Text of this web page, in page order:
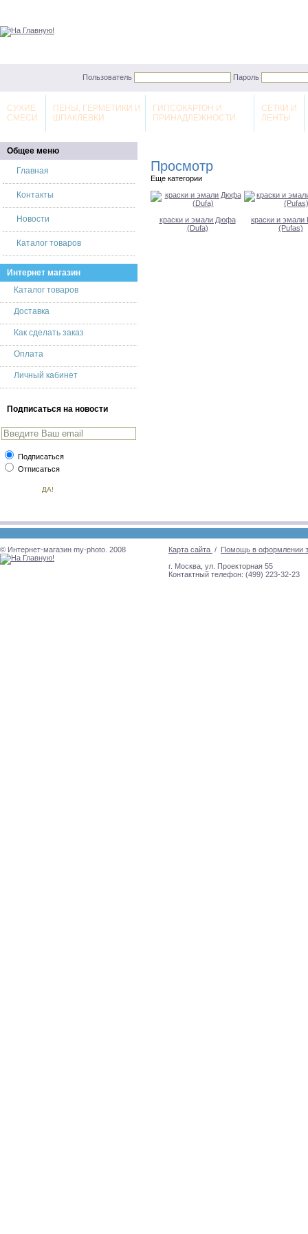
Пользователь Пароль
СУХИЕ
СМЕСИ
ПЕНЫ, ГЕРМЕТИКИ И
ШПАКЛЕВКИ
ГИПСОКАРТОН И
ПРИНАДЛЕЖНОСТИ
СЕТКИ И
ЛЕНТЫ
Общее меню
Главная
Контакты
Новости
Каталог товаров
Интернет магазин
Каталог товаров
Доставка
Как сделать заказ
Оплата
Личный кабинет
Подписаться на новости
Подписаться
Отписаться
Просмотр
Еще категории
краски и эмали Дюфа
(Dufa)
краски и
(Pufas)
© Интернет-магазин my-photo. 2008 Карта сайта / Помощь в оформлении
г. Москва, ул. Проекторная 55
Контактный телефон: (499) 223-32-23